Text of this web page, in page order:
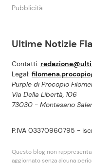
Ultime Notizie
Contatti:
Legal:
Purple di Procopio
Via Della Libertà, 106
73030 - Montesano
P.IVA 03370960795 -
Questo blog non
aggiornato senza alcuna
Pubblicità